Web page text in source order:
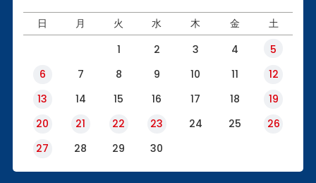
日 月 火 水 木 金 土
1 2 3 4
5
6
7 8 9 10 11
12
13
14 15 16 17 18
19
20
21 22 23 24 25
26
27
28 29 30